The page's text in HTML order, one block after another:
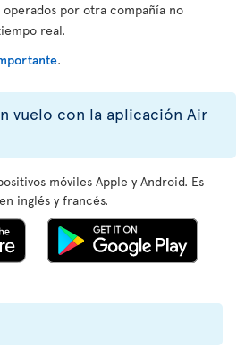
operados por otra compañía no
real.
.
vuelo con la aplicación Air
móviles Apple y Android. Es
inglés y francés.